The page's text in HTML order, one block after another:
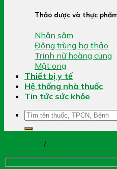
Thảo dược và thực
Nhân sâm
Đông trùng hạ thảo
Trinh nữ hoàng cung
Mật ong
Thiết bị y tế
Hệ thống nhà thuốc
Tin tức sức khỏe
Tìm
kiếm:
/